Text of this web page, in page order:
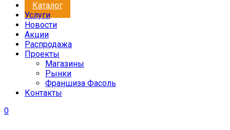
Каталог
Услуги
Новости
Акции
Распродажа
Проекты
Магазины
Рынки
Франшиза Фасоль
Контакты
0